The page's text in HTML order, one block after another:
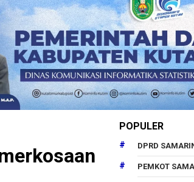
POPULER
DPRD
PEMKOT